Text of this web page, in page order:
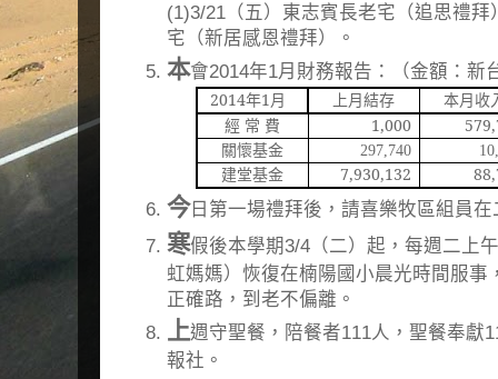
(1)3/21（五）東志賓長老宅（追思禮
宅（新居感恩禮拜）。
本會2014年1月財務報告：（金額：新
2014年1月 上月結存
本月收
經 常 費
1,000
關懷基金
297,740
建堂基金 7,930,132
今日第一場禮拜後，請喜樂牧區組員
寒假後本學期3/4（二）起，每週二上
虹媽媽）恢復在楠陽國小晨光時間服
正確路，到老不偏離。
上週守聖餐，陪餐者111人，聖餐奉獻
報社。